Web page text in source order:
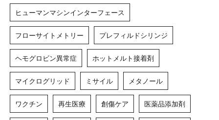
ヒューマンマシンインターフェース
フローサイトメトリー プレフィルドシリンジ
ヘモグロビン異常症 ホットメルト接着剤
マイクログリッド ミサイル メタノール
ワクチン 再生医療 創傷ケア 医薬品添加剤